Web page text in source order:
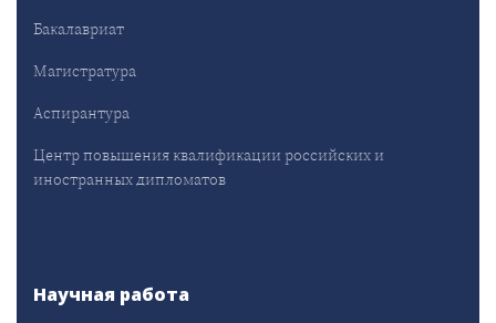
Бакалавриат
Магистратура
Аспирантура
Центр повышения квалификации российских и
иностранных дипломатов
Научная работа